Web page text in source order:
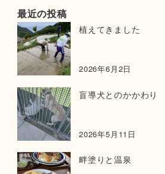
最近の投稿
植えてきました
2026年6月2日
盲導犬とのかかわり
2026年5月11日
畔塗りと温泉